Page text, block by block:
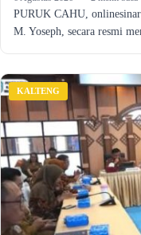
PURUK CAHU,
M. Yoseph, secara resmi
KALTENG